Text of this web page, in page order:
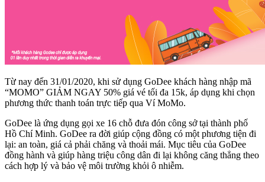
Từ nay đến 31/01/2020, khi sử dụng GoDee khách hàng nhập mã
“MOMO” GIẢM NGAY 50% giá vé tối đa 15k, áp dụng khi chọn
phương thức thanh toán trực tiếp qua Ví MoMo.
GoDee là ứng dụng gọi xe 16 chỗ đưa đón công sở tại thành phố
Hồ Chí Minh. GoDee ra đời giúp cộng đồng có một phương tiện đi
lại: an toàn, giá cả phải chăng và thoải mái. Mục tiêu của GoDee
đồng hành và giúp hàng triệu công dân đi lại không căng thẳng theo
cách hợp lý và bảo vệ môi trường khỏi ô nhiễm.